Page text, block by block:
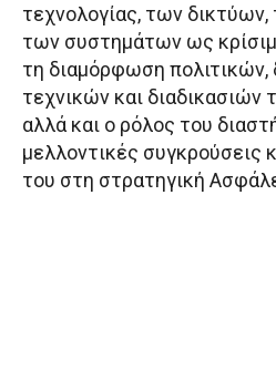
τεχνολογίας, των
των συστημάτων ως
τη διαμόρφωση
τεχνικών και διαδικασιών
αλλά και ο ρόλος του
μελλοντικές συγκρούσεις
του στη στρατηγική